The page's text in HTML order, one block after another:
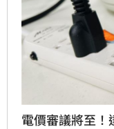
電價審議將至！